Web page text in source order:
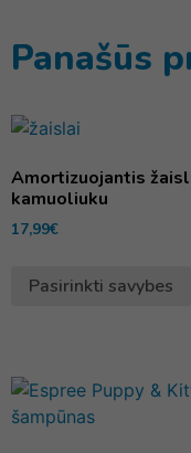
Panašūs
Amortizuojantis
kamuoliuku
17,99€
Pasirinkti savybes